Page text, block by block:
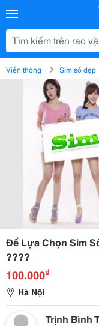
Viễn thông Sim số đẹp
Để Lựa Chọn Sim
????
100.000₫
Hà Nội
Trịnh Bình